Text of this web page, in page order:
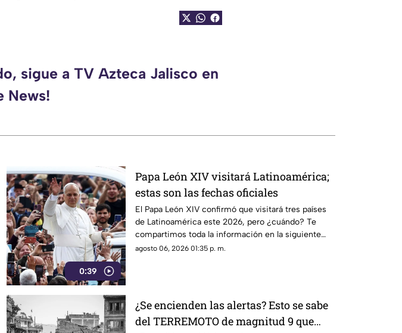
sigue a TV Azteca Jalisco en
News!
0:39
Papa León XIV visitará Latinoamérica;
estas son las fechas oficiales
El Papa León XIV confirmó que visitará tres países
de Latinoamérica este 2026, pero ¿cuándo? Te
compartimos toda la información en la siguiente
nota.
agosto 06, 2026 01:35 p. m.
¿Se encienden las alertas? Esto se sabe
del TERREMOTO de magnitud 9 que